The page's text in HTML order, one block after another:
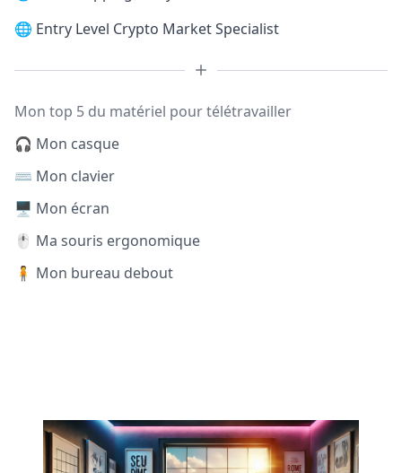
🌐 Entry Level Crypto Market Specialist
Mon top 5 du matériel pour télétravailler
🎧 Mon casque
⌨️ Mon clavier
🖥️ Mon écran
🖱️ Ma souris ergonomique
🧍 Mon bureau debout